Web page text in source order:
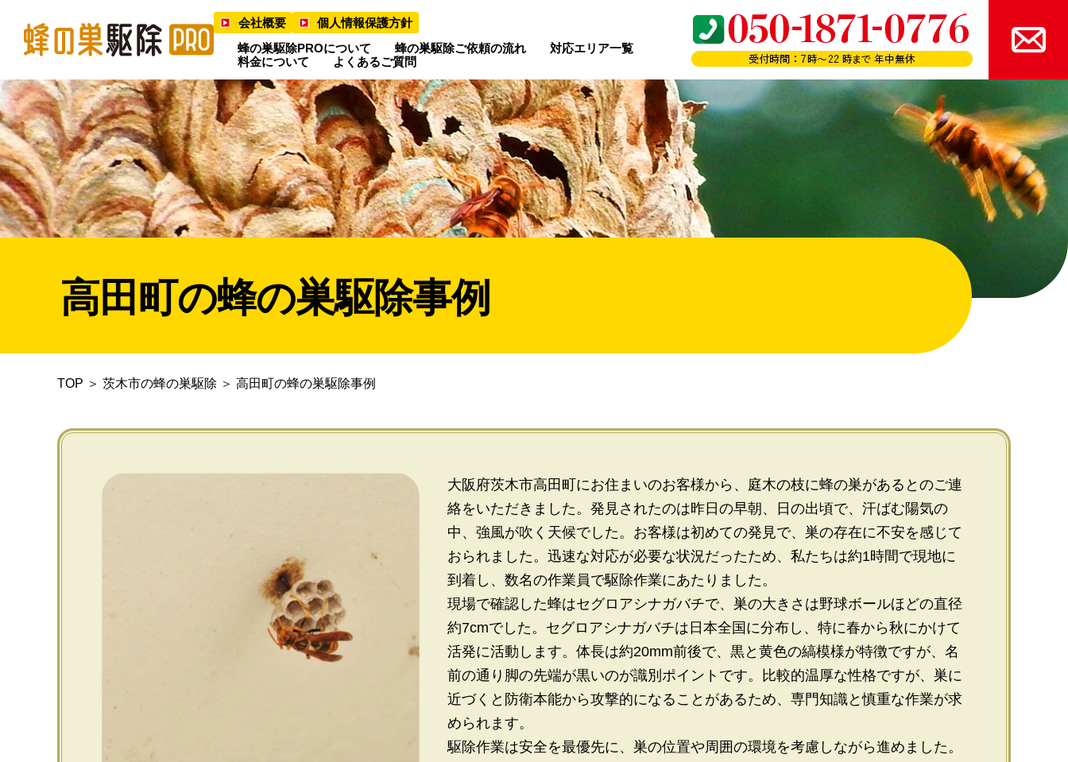
会社概要
個人情報保護方針
蜂の巣駆除PROについて
蜂の巣駆除ご依頼の流れ
対応エリア一覧
料金について
よくあるご質問
高田町の蜂の巣駆除事例
TOP ＞ 茨木市の蜂の巣駆除 ＞ 高田町の蜂の巣駆除事例
大阪府茨木市高田町にお住まいのお客様から、庭木の枝に蜂の巣があるとのご連
絡をいただきました。発見されたのは昨日の早朝、日の出頃で、汗ばむ陽気の
中、強風が吹く天候でした。お客様は初めての発見で、巣の存在に不安を感じて
おられました。迅速な対応が必要な状況だったため、私たちは約1時間で現地に
到着し、数名の作業員で駆除作業にあたりました。
現場で確認した蜂はセグロアシナガバチで、巣の大きさは野球ボールほどの直径
約7cmでした。セグロアシナガバチは日本全国に分布し、特に春から秋にかけて
活発に活動します。体長は約20mm前後で、黒と黄色の縞模様が特徴ですが、名
前の通り脚の先端が黒いのが識別ポイントです。比較的温厚な性格ですが、巣に
近づくと防衛本能から攻撃的になることがあるため、専門知識と慎重な作業が求
められます。
駆除作業は安全を最優先に、巣の位置や周囲の環境を考慮しながら進めました。